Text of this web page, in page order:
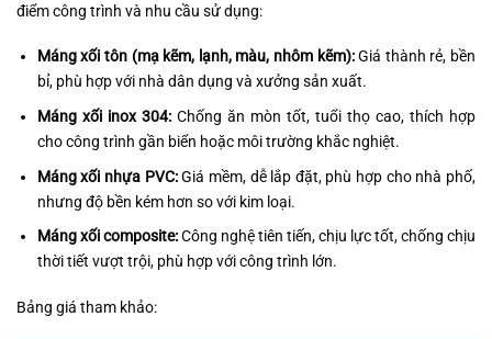
điểm công trình và nhu cầu sử dụng:
Máng xối tôn (mạ kẽm, lạnh, màu, nhôm kẽm):Giá thành rẻ, bền
bỉ, phù hợp với nhà dân dụng và xưởng sản xuất.
Máng xối inox 304:Chống ăn mòn tốt, tuổi thọ cao, thích hợp
cho công trình gần biển hoặc môi trường khắc nghiệt.
Máng xối nhựa PVC:Giá mềm, dễ lắp đặt, phù hợp cho nhà phố,
nhưng độ bền kém hơn so với kim loại.
Máng xối composite:Công nghệ tiên tiến, chịu lực tốt, chống chịu
thời tiết vượt trội, phù hợp với công trình lớn.
Bảng giá tham khảo: